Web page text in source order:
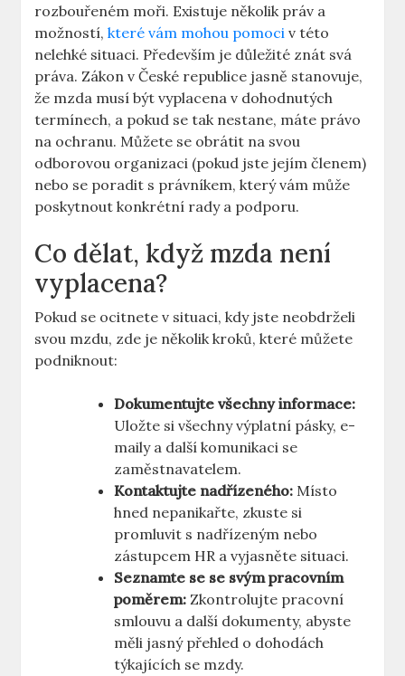
rozbouřeném moři. Existuje několik práv a
možností,které vám mohou pomoci v této
nelehké situaci. Především je důležité znát svá
práva. Zákon v České republice jasně stanovuje,
že mzda musí být vyplacena v dohodnutých
termínech, a pokud se tak nestane, máte právo
na ochranu. Můžete se obrátit na svou
odborovou organizaci (pokud jste jejím členem)
nebo se poradit s právníkem, který vám může
poskytnout konkrétní rady a podporu.
Co dělat, když mzda není
vyplacena?
Pokud se ocitnete v situaci, kdy jste neobdrželi
svou mzdu, zde je několik kroků, které můžete
podniknout:
Dokumentujte všechny informace:
Uložte si všechny výplatní pásky, e-
maily a další komunikaci se
zaměstnavatelem.
Kontaktujte nadřízeného: Místo
hned nepanikařte, zkuste si
promluvit s nadřízeným nebo
zástupcem HR a vyjasněte situaci.
Seznamte se se svým pracovním
poměrem: Zkontrolujte pracovní
smlouvu a další dokumenty, abyste
měli jasný přehled o dohodách
týkajících se mzdy.